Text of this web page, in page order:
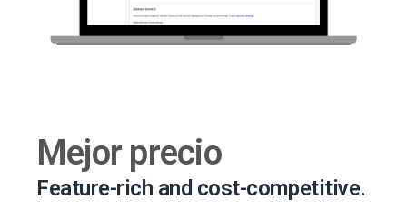
Mejor precio
Feature-rich and cost-competitive.